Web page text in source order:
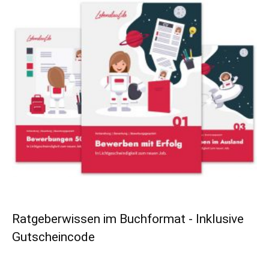
Ratgeberwissen im Buchformat - Inklusive
Gutscheincode